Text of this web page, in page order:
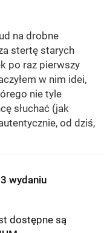
na drobne
stertę starych
po raz pierwszy
w nim idei,
nie tyle
słuchać (jak
od dziś,
wydaniu
dostępne są